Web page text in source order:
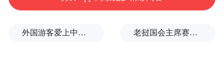
9月就能投产。项目新增先进生产与智能仓储
设施，补齐产品品类，一二期全部投产后，
外国游客爱上中国旅拍、汉服和美甲 老挝国会主席赛宋蓬逝世